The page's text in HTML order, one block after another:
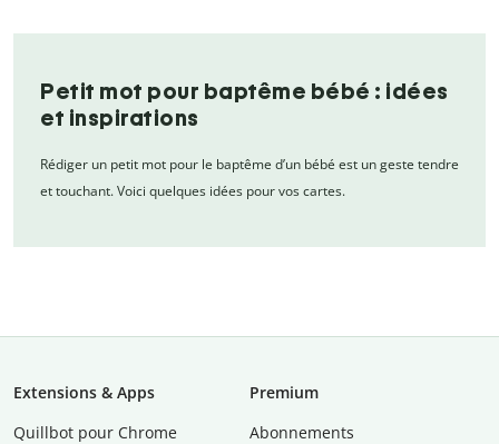
Petit mot pour baptême bébé : idées
et inspirations
Rédiger un petit mot pour le baptême d’un bébé est un geste tendre
et touchant. Voici quelques idées pour vos cartes.
Extensions & Apps
Quillbot pour Chrome
Premium
Abonnements